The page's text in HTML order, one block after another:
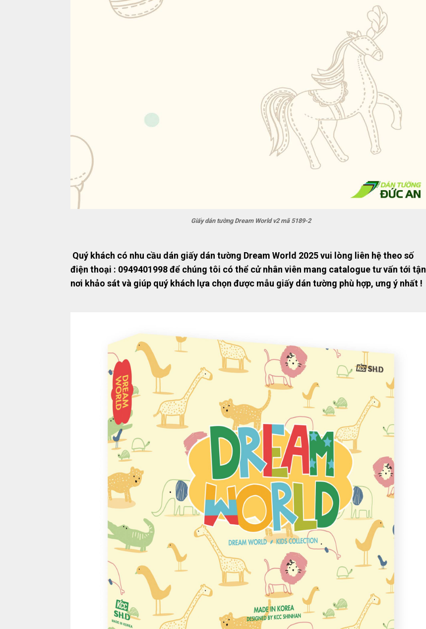
Giấy dán tường Dream World v2 mã 5189-2
Quý khách có nhu cầu dán giấy dán tường Dream World 2025 vui lòng liên hệ theo số
điện thoại : 0949401998 để chúng tôi có thể cử nhân viên mang catalogue tư vấn tới tận
nơi khảo sát và giúp quý khách lựa chọn được mẫu giấy dán tường phù hợp, ưng ý nhất !